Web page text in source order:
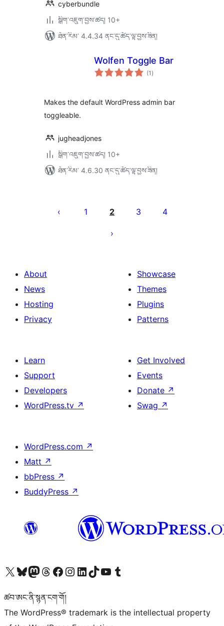
cyberbundle
སྒྲིག་འཇུག་བྱས་ཚད། 10+
ཐོན་རིམ་ 4.4.34 ནང་དུ་ཚོད་ལྟ་བྱས་ཟིན།
Wolfen Toggle Bar
(1 གདེང་
འཇོག་
)
Makes the default WordPress admin bar
toggleable.
jugheadjones
སྒྲིག་འཇུག་བྱས་ཚད། 10+
ཐོན་རིམ་ 4.6.30 ནང་དུ་ཚོད་ལྟ་བྱས་ཟིན།
pagination
1 2 3 4
About
News
Hosting
Privacy
Showcase
Themes
Plugins
Patterns
Learn
Support
Developers
WordPress.tv ↗
Get Involved
Events
Donate ↗
Swag ↗
WordPress.com ↗
Matt ↗
bbPress ↗
BuddyPress ↗
Visit our X (formerly Twitter) account
Visit our Bluesky account
Visit our Mastodon account
Visit our Threads account
Visit our Facebook page
Visit our Instagram account
Visit our LinkedIn account
Visit our TikTok account
Visit our YouTube channel
Visit our Tumblr account
ཚབ་ཨང་ནི་སྙན་ངག་གོ།
The WordPress® trademark is the intellectual property